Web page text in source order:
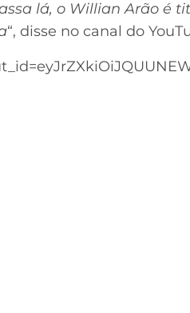
lá, o Willian Arão é
“, disse no canal do